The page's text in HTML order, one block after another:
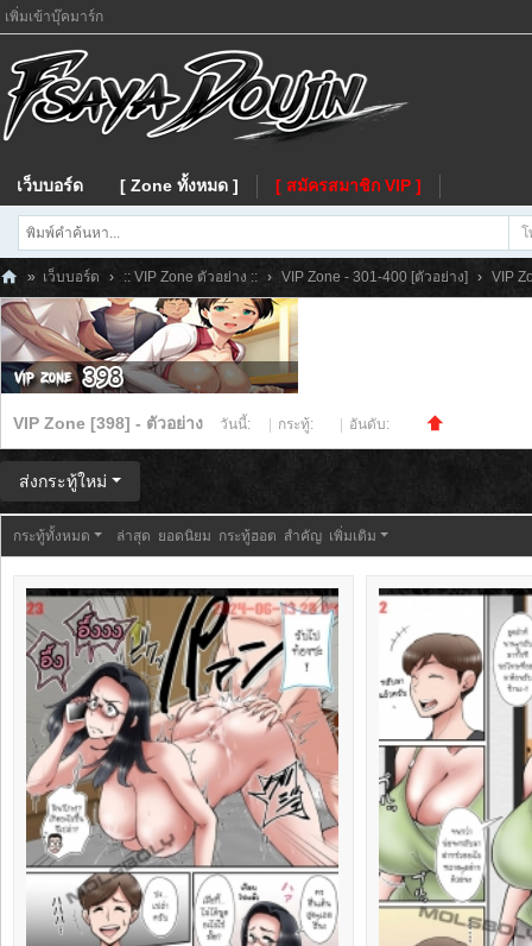
เพิ่มเข้าบุ๊คมาร์ก
เว็บบอร์ด [ Zone ทั้งหมด ] [ สมัครสมาชิก VIP ]
Fs
ay
a
» เว็บบอร์ด › :: VIP Zone ตัวอย่าง :: › VIP Zone - 301-400 [ตัวอย่าง] › VIP
VIP Zone [398] - ตัวอย่าง วันนี้: กระทู้: อันดับ:
ส่งกระทู้ใหม่
กระทู้ทั้งหมด ล่าสุด ยอดนิยม กระทู้ฮอต สำคัญ เพิ่มเติม